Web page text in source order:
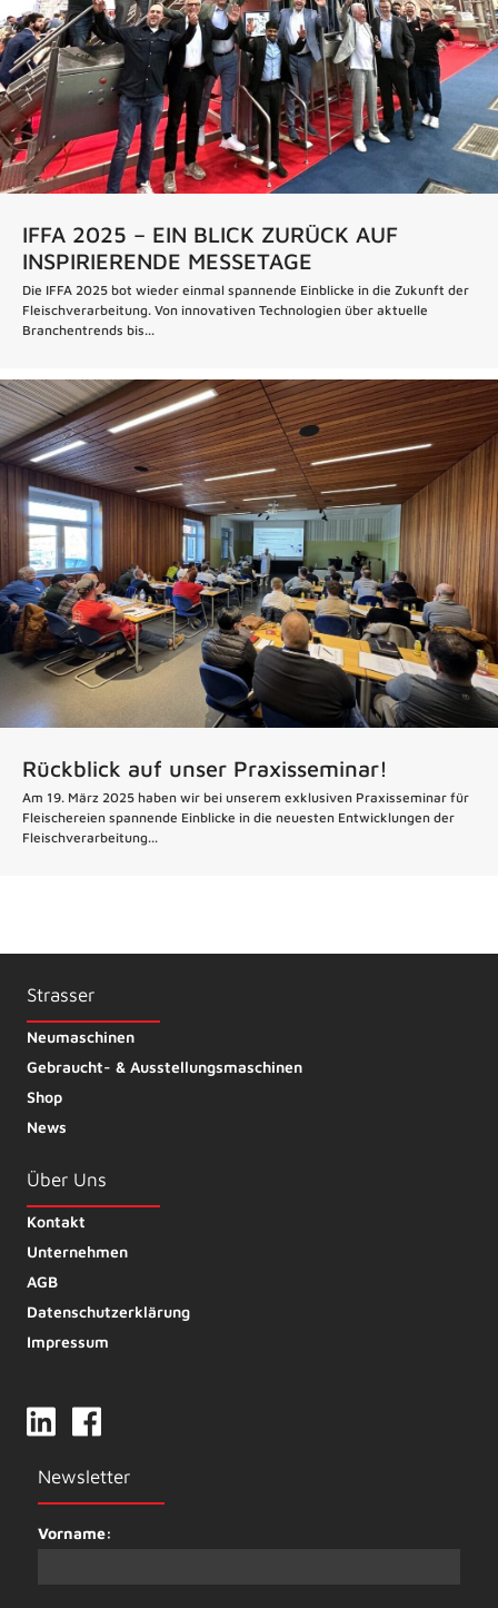
IFFA 2025 – EIN BLICK ZURÜCK AUF
INSPIRIERENDE MESSETAGE
Die IFFA 2025 bot wieder einmal spannende Einblicke in die Zukunft der
Fleischverarbeitung. Von innovativen Technologien über aktuelle
Branchentrends bis...
Rückblick auf unser Praxisseminar!
Am 19. März 2025 haben wir bei unserem exklusiven Praxisseminar für
Fleischereien spannende Einblicke in die neuesten Entwicklungen der
Fleischverarbeitung...
Strasser
Neumaschinen
Gebraucht- & Ausstellungsmaschinen
Shop
News
Über Uns
Kontakt
Unternehmen
AGB
Datenschutzerklärung
Impressum
Newsletter
Vorname: